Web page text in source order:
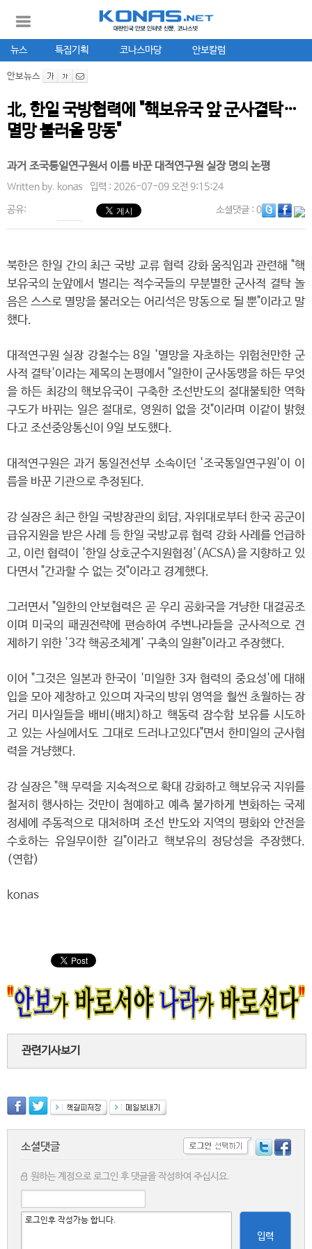
뉴스 특집기획 코나스마당 안보칼럼
안보뉴스
北, 한일 국방협력에 "핵보유국 앞 군사결탁…
멸망 불러올 망동"
과거 조국통일연구원서 이름 바꾼 대적연구원 실장 명의 논평
Written by. konas 입력 : 2026-07-09 오전 9:15:24
공유: 소셜댓글: 0
북한은 한일 간의 최근 국방 교류 협력 강화 움직임과 관련해 "핵
보유국의 눈앞에서 벌리는 적수국들의 무분별한 군사적 결탁 놀
음은 스스로 멸망을 불러오는 어리석은 망동으로 될 뿐"이라고 말
했다.
대적연구원 실장 강철수는 8일 '멸망을 자초하는 위험천만한 군
사적 결탁'이라는 제목의 논평에서 "일한이 군사동맹을 하든 무엇
을 하든 최강의 핵보유국이 구축한 조선반도의 절대불퇴한 역학
구도가 바뀌는 일은 절대로, 영원히 없을 것"이라며 이같이 밝혔
다고 조선중앙통신이 9일 보도했다.
대적연구원은 과거 통일전선부 소속이던 '조국통일연구원'이 이
름을 바꾼 기관으로 추정된다.
강 실장은 최근 한일 국방장관의 회담, 자위대로부터 한국 공군이
급유지원을 받은 사례 등 한일 국방교류 협력 강화 사례를 언급하
고, 이런 협력이 '한일 상호군수지원협정'(ACSA)을 지향하고 있
다면서 "간과할 수 없는 것"이라고 경계했다.
그러면서 "일한의 안보협력은 곧 우리 공화국을 겨냥한 대결공조
이며 미국의 패권전략에 편승하여 주변나라들을 군사적으로 견
제하기 위한 '3각 핵공조체계' 구축의 일환"이라고 주장했다.
이어 "그것은 일본과 한국이 '미일한 3자 협력의 중요성'에 대해
입을 모아 제창하고 있으며 자국의 방위 영역을 훨씬 초월하는 장
거리 미사일들을 배비(배치)하고 핵동력 잠수함 보유를 시도하
고 있는 사실에서도 그대로 드러나고있다"면서 한미일의 군사협
력을 겨냥했다.
강 실장은 "핵 무력을 지속적으로 확대 강화하고 핵보유국 지위를
철저히 행사하는 것만이 첨예하고 예측 불가하게 변화하는 국제
정세에 주동적으로 대처하며 조선 반도와 지역의 평화와 안전을
수호하는 유일무이한 길"이라고 핵보유의 정당성을 주장했다.
(연합)
konas
관련기사보기
소셜댓글
원하는 계정으로 로그인 후 댓글을 작성하여 주십시요.
입력